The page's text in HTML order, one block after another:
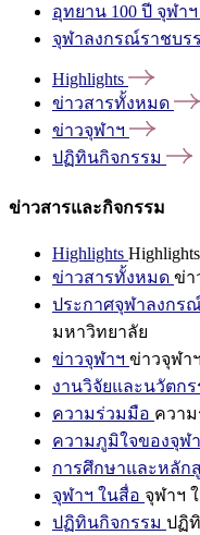
อุทยาน 100 ปี จุฬาฯ
จุฬาลงกรณ์ราชบร
Highlights
ข่าวสารทั้งหมด
ข่าวจุฬาฯ
ปฏิทินกิจกรรม
ข่าวสารและกิจกรรม
Highlights Highlights
ข่าวสารทั้งหมด ข่า
ประกาศจุฬาลงกร
มหาวิทยาลัย
ข่าวจุฬาฯ ข่าวจุฬาฯ
งานวิจัยและนวัตกร
ความร่วมมือ ควา
ความภูมิใจของจุฬ
การศึกษาและหลัก
จุฬาฯ ในสื่อ จุฬาฯ
ปฏิทินกิจกรรม ปฏิ